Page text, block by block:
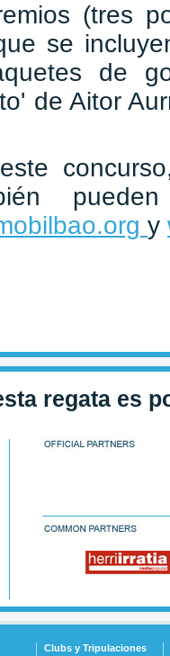
(tres
se
de
de Aitor
y
regata es
Clubs y Tripulaciones